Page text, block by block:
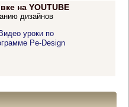
на YOUTUBE
дизайнов
Видео уроки по
Pe-Design